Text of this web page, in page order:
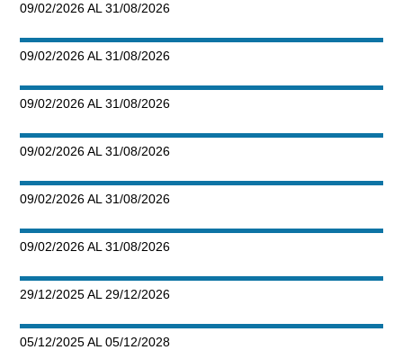
09/02/2026 AL 31/08/2026
09/02/2026 AL 31/08/2026
09/02/2026 AL 31/08/2026
09/02/2026 AL 31/08/2026
09/02/2026 AL 31/08/2026
09/02/2026 AL 31/08/2026
29/12/2025 AL 29/12/2026
05/12/2025 AL 05/12/2028